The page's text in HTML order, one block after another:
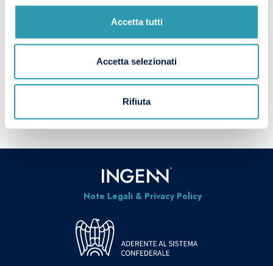
Accetta tutti
Accetta selezionati
Rifiuta
Engineering and Operations Leadership
for Industrial Manufacturing.
CANDIDATI AZIENDE
Note Legali & Privacy Policy